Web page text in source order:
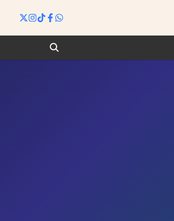
Search